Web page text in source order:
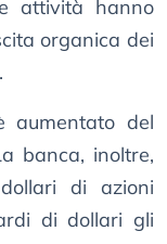
attività hanno
organica dei
aumentato del
banca, inoltre,
di azioni
di dollari gli